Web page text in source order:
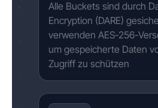
Alle Buckets sind durch
Encryption (DARE)
verwenden AES-256-
um gespeicherte Daten
Zugriff zu schützen